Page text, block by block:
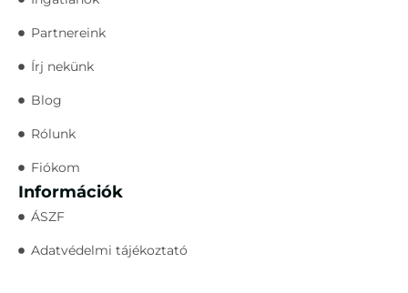
Partnereink
Írj nekünk
Blog
Rólunk
Fiókom
Információk
ÁSZF
Adatvédelmi tájékoztató